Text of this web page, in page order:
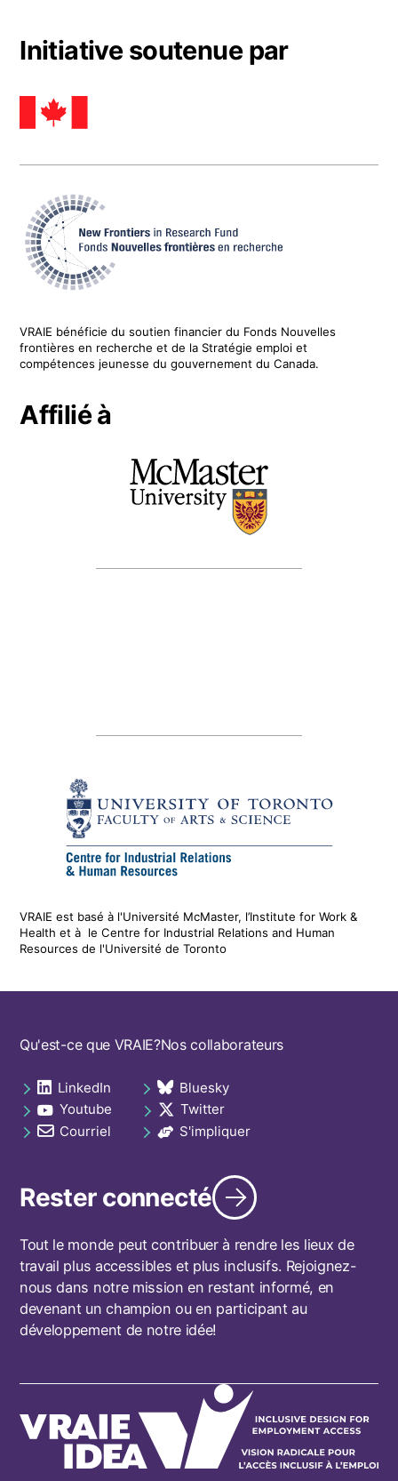
Initiative soutenue par
VRAIE bénéficie du soutien financier du Fonds Nouvelles
frontières en recherche et de la Stratégie emploi et
compétences jeunesse du gouvernement du Canada.
Affilié à
VRAIE est basé à l'Université McMaster, l’Institute for Work &
Healthetà leCentre for Industrial Relations and Human
Resources de l'Université de Toronto
Footer
Qu'est-ce que VRAIE?Nos collaborateurs
Social
links
footer
LinkedIn
opens in a new tab Bluesky
opens in a new tab
Youtube
opens in a new tab Twitter
opens in a new tab
Courriel
opens in a new tab S'impliquer
opens in a new tab
Rester connecté
Tout le monde peut contribuer à rendre les lieux de
travail plus accessibles et plus inclusifs. Rejoignez-
nous dans notre mission en restant informé, en
devenant un champion ou en participant au
développement de notre idée!